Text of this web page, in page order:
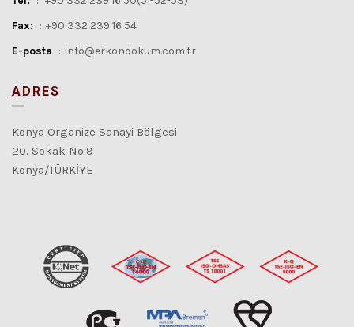
Fax: : +90 332 239 16 54
E-posta : info@erkondokum.com.tr
ADRES
Konya Organize Sanayi Bölgesi
20. Sokak No:9
Konya/TÜRKİYE